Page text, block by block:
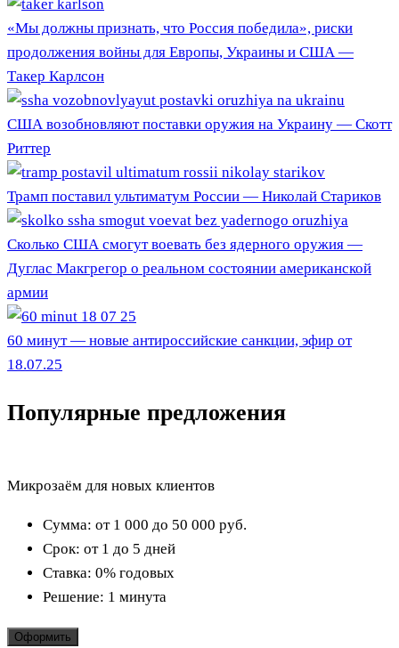
«Мы должны признать, что Россия победила», риски
продолжения войны для Европы, Украины и США —
Такер Карлсон
США возобновляют поставки оружия на Украину — Скотт
Риттер
Трамп поставил ультиматум России — Николай Стариков
Сколько США смогут воевать без ядерного оружия —
Дуглас Макгрегор о реальном состоянии американской
армии
60 минут — новые антироссийские санкции, эфир от
18.07.25
Популярные предложения
Микрозаём для новых клиентов
Сумма: от 1 000 до 50 000 руб.
Срок: от 1 до 5 дней
Ставка: 0% годовых
Решение: 1 минута
Оформить